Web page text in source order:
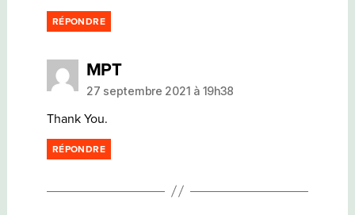
RÉPONDRE
MPTdit :
27 septembre 2021 à 19h38
Thank You.
RÉPONDRE